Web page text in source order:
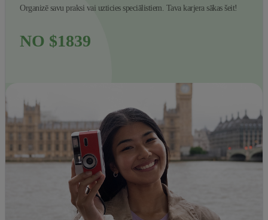
Organizē savu praksi vai uzticies speciālistiem. Tava karjera sākas šeit!
NO $1839